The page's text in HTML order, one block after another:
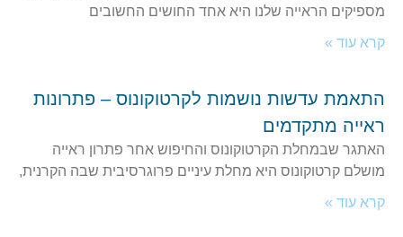
מספיקים הראייה שלנו היא אחד החושים החשובים
קרא עוד »
התאמת עדשות נושמות לקרטוקונוס – פתרונות
ראייה מתקדמים
האתגר שבמחלת הקרטוקונוס והחיפוש אחר פתרון ראייה
מושלם קרטוקונוס היא מחלת עיניים פרוגרסיבית שבה הקרנית,
קרא עוד »